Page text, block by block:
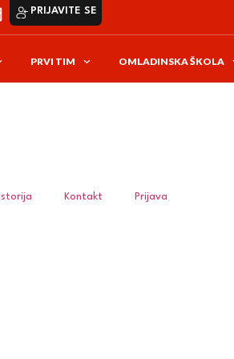
PRIJAVITE SE
PRVI TIM OMLADINSKA ŠKOLA
Istorija Kontakt Prijava